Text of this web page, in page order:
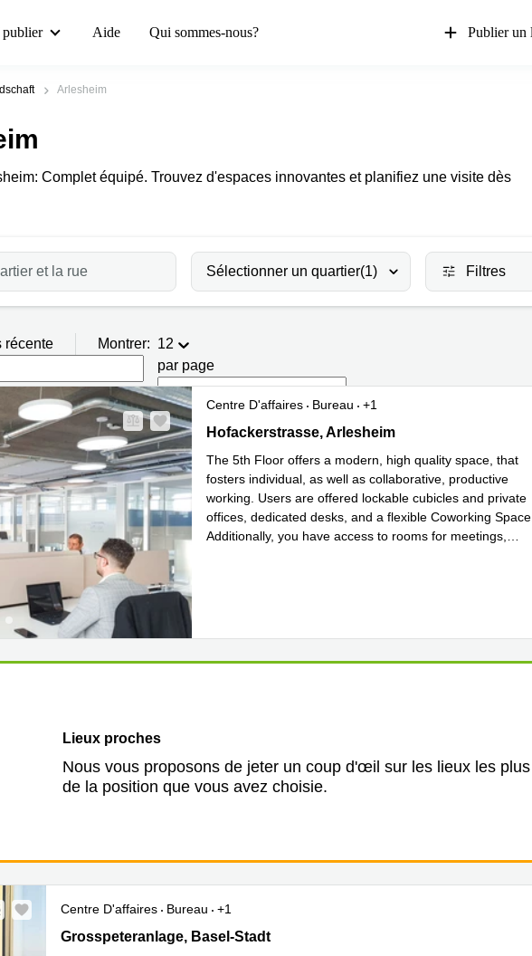
publier Aide Qui sommes-nous? Publier un
Arlesheim
Complet équipé. Trouvez d'espaces innovantes et planifiez une visite dès
Sélectionner un quartier(1) Filtres
récente Montrer: 12
par page
Centre D'affaires Bureau
+1
Hofackerstrasse 40B, Arlesheim
Hofackerstrasse, Arlesheim
The 5th Floor offers a modern, high quality space, that
fosters individual, as well as collaborative, productive
working. Users are offered lockable cubicles and private
offices, dedicated desks, and a flexible Coworking Space.
Additionally, you have access to rooms for meetings,
Lieux proches
Nous vous proposons de jeter un coup d'œil sur les lieux les
de la position que vous avez choisie.
Centre D'affaires Bureau
+1
Grosspeteranlage 29,Grosspeter Tower, 21. Stock, Basel-Stadt
Grosspeteranlage, Basel-Stadt